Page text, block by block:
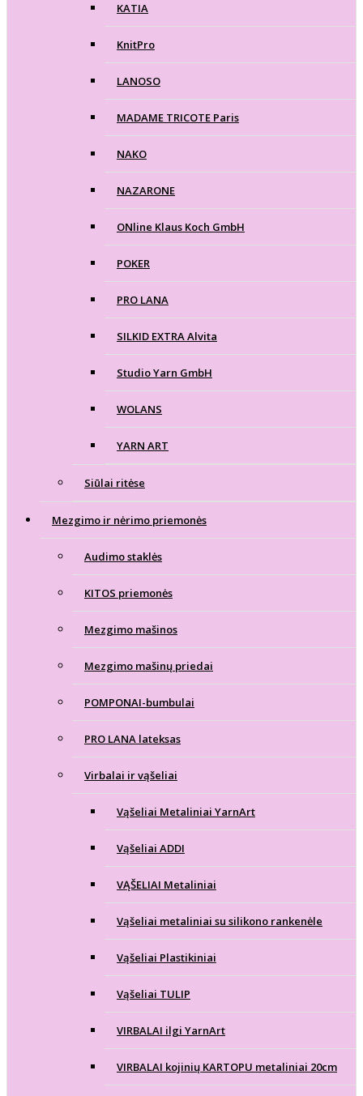
KATIA
KnitPro
LANOSO
MADAME TRICOTE Paris
NAKO
NAZARONE
ONline Klaus Koch GmbH
POKER
PRO LANA
SILKID EXTRA Alvita
Studio Yarn GmbH
WOLANS
YARN ART
Siūlai ritėse
Mezgimo ir nėrimo priemonės
Audimo staklės
KITOS priemonės
Mezgimo mašinos
Mezgimo mašinų priedai
POMPONAI-bumbulai
PRO LANA lateksas
Virbalai ir vąšeliai
Vąšeliai Metaliniai YarnArt
Vąšeliai ADDI
VĄŠELIAI Metaliniai
Vąšeliai metaliniai su silikono rankenėle
Vąšeliai Plastikiniai
Vąšeliai TULIP
VIRBALAI ilgi YarnArt
VIRBALAI kojinių KARTOPU metaliniai 20cm